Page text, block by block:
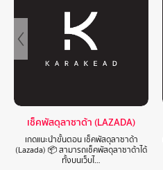
เช็คพัสดุลาซาด้า (LAZADA)
เกดแนะนำขั้นตอน เช็คพัสดุลาซาด้า
(Lazada) 📦 สามารถเช็คพัสดุลาซาด้าได้
ทั้งบนเว็บไ…